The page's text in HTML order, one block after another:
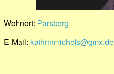
Wohnort: Parsberg
E-Mail: kathrinmichels@gmx.de